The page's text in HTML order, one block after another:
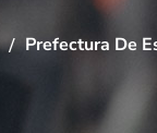
Prefectura De